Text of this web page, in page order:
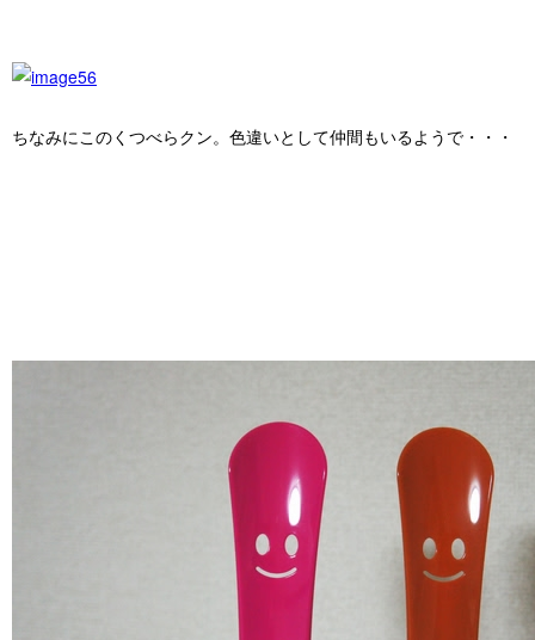
ちなみにこのくつべらクン。色違いとして仲間もいるようで・・・